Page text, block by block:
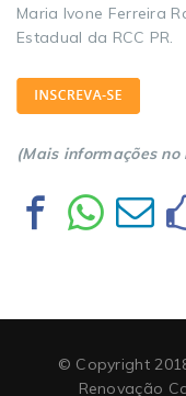
Maria Ivone Ferreira
Estadual da RCC PR.
(Mais informações
© Copyright
Renovação